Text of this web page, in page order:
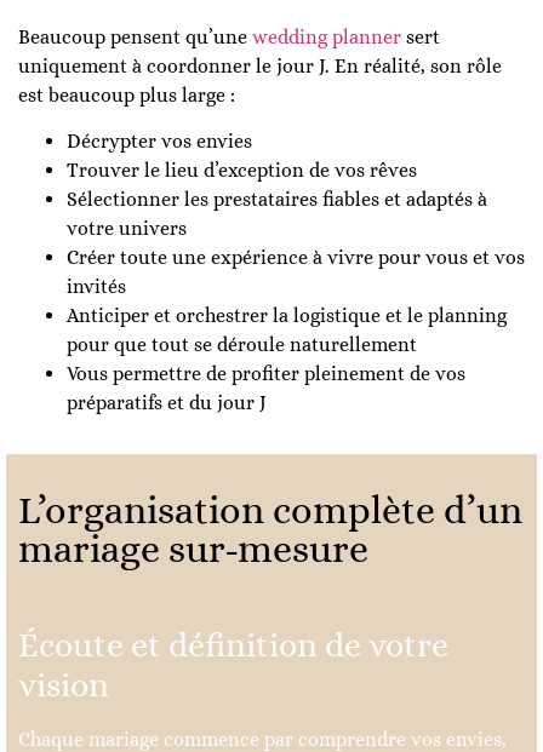
Beaucoup pensent qu’une wedding planner sert
uniquement à coordonner le jour J. En réalité, son rôle
est beaucoup plus large :
Décrypter vos envies
Trouver le lieu d’exception de vos rêves
Sélectionner les prestataires fiables et adaptés à
votre univers
Créer toute une expérience à vivre pour vous et vos
invités
Anticiper et orchestrer la logistique et le planning
pour que tout se déroule naturellement
Vous permettre de profiter pleinement de vos
préparatifs et du jour J
L’organisation complète d’un
mariage sur-mesure
Écoute et définition de votre
vision
Chaque mariage commence par comprendre vos envies,